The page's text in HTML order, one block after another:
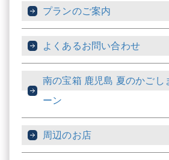
プランのご案内
よくあるお問い合わせ
南の宝箱 鹿児島 夏のかごし
ーン
周辺のお店